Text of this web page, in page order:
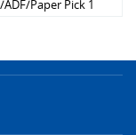
Paper Pick 1